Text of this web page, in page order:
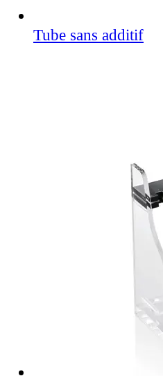
Tube sans additif